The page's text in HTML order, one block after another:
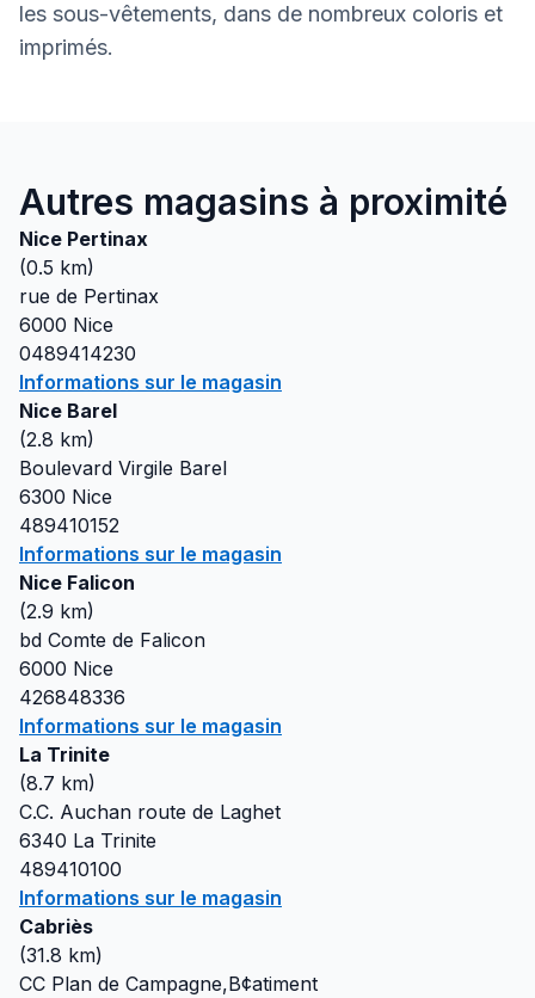
les sous-vêtements, dans de nombreux coloris et
imprimés.
Autres magasins à proximité
Nice Pertinax
(0.5 km)
rue de Pertinax
6000 Nice
0489414230
Informations sur le magasin
Nice Barel
(2.8 km)
Boulevard Virgile Barel
6300 Nice
489410152
Informations sur le magasin
Nice Falicon
(2.9 km)
bd Comte de Falicon
6000 Nice
426848336
Informations sur le magasin
La Trinite
(8.7 km)
C.C. Auchan route de Laghet
6340 La Trinite
489410100
Informations sur le magasin
Cabriès
(31.8 km)
CC Plan de Campagne,B¢atiment